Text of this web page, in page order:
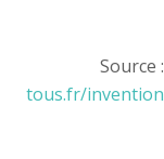
Source :
tous.fr/